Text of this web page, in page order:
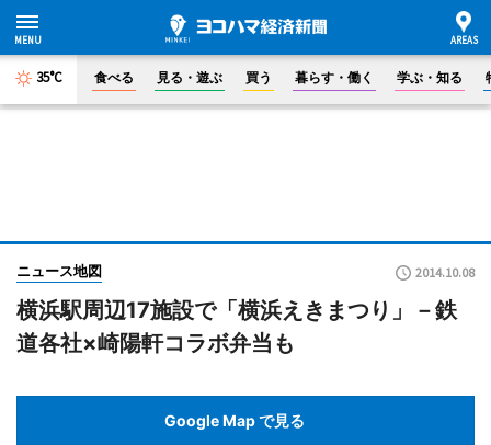
35°C 食べる 見る・遊ぶ 買う 暮らす・働く 学ぶ・知る
ニュース地図 2014.10.08
横浜駅周辺17施設で「横浜えきまつり」－鉄
道各社×崎陽軒コラボ弁当も
Google Map で見る